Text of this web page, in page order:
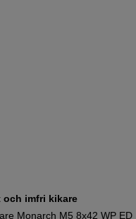
och imfri kikare
Monarch M5 8x42 WP ED